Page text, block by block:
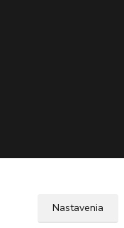
Nastavenia